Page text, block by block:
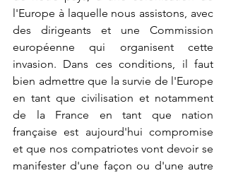
l'Europe à laquelle nous assistons, avec
des dirigeants et une Commission
européenne qui organisent cette
invasion. Dans ces conditions, il faut
bien admettre que la survie de l'Europe
en tant que civilisation et notamment
de la France en tant que nation
française est aujourd'hui compromise
et que nos compatriotes vont devoir se
manifester d'une façon ou d'une autre